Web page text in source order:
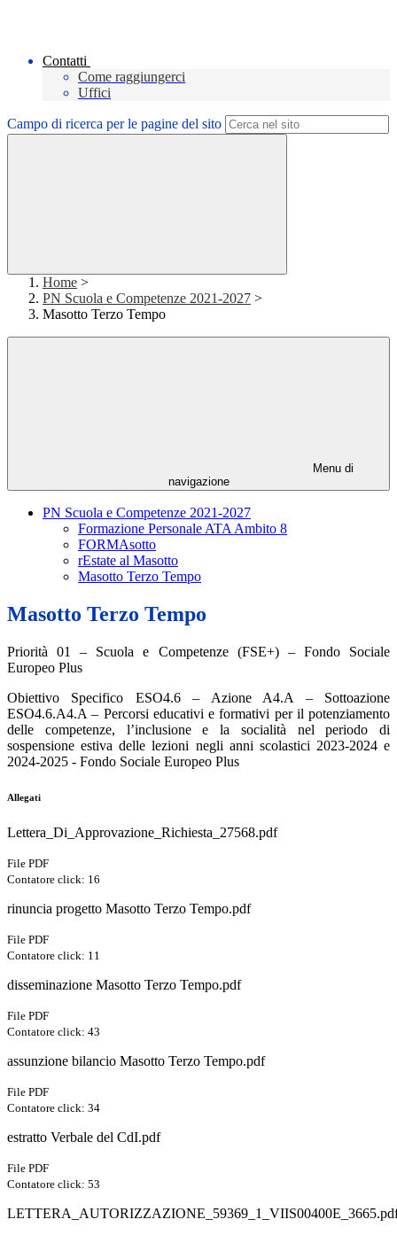
Contatti
Come raggiungerci
Uffici
Campo di ricerca per le pagine del sito
Home >
PN Scuola e Competenze 2021-2027 >
Masotto Terzo Tempo
Menu di
navigazione
PN Scuola e Competenze 2021-2027
Formazione Personale ATA Ambito 8
FORMAsotto
rEstate al Masotto
Masotto Terzo Tempo
Masotto Terzo Tempo
Priorità 01 – Scuola e Competenze (FSE+) – Fondo Sociale
Europeo Plus
Obiettivo Specifico ESO4.6 – Azione A4.A – Sottoazione
ESO4.6.A4.A – Percorsi educativi e formativi per il potenziamento
delle competenze, l’inclusione e la socialità nel periodo di
sospensione estiva delle lezioni negli anni scolastici 2023-2024 e
2024-2025 - Fondo Sociale Europeo Plus
Allegati
Lettera_Di_Approvazione_Richiesta_27568.pdf
File PDF
Contatore click: 16
rinuncia progetto Masotto Terzo Tempo.pdf
File PDF
Contatore click: 11
disseminazione Masotto Terzo Tempo.pdf
File PDF
Contatore click: 43
assunzione bilancio Masotto Terzo Tempo.pdf
File PDF
Contatore click: 34
estratto Verbale del CdI.pdf
File PDF
Contatore click: 53